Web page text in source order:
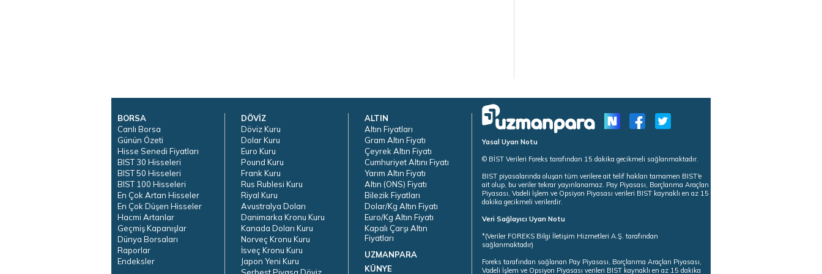
BORSA
Canlı Borsa
Günün Özeti
Hisse Senedi Fiyatları
BIST 30 Hisseleri
BIST 50 Hisseleri
BIST 100 Hisseleri
En Çok Artan Hisseler
En Çok Düşen Hisseler
Hacmi Artanlar
Geçmiş Kapanışlar
Dünya Borsaları
Raporlar
Endeksler
DÖVİZ
Döviz Kuru
Dolar Kuru
Euro Kuru
Pound Kuru
Frank Kuru
Rus Rublesi Kuru
Riyal Kuru
Avustralya Doları
Danimarka Kronu Kuru
Kanada Doları Kuru
Norveç Kronu Kuru
İsveç Kronu Kuru
Japon Yeni Kuru
Serbest Piyasa Döviz
ALTIN
Altın Fiyatları
Gram Altın Fiyatı
Çeyrek Altın Fiyatı
Cumhuriyet Altını Fiyatı
Yarım Altın Fiyatı
Altın (ONS) Fiyatı
Bilezik Fiyatları
Dolar/Kg Altın Fiyatı
Euro/Kg Altın Fiyatı
Kapalı Çarşı Altın
Fiyatları
UZMANPARA
KÜNYE
Yasal Uyarı Notu
© BİST Verileri Foreks tarafından 15 dakika gecikmeli sağlanmaktadır.
BIST piyasalarında oluşan tüm verilere ait telif hakları tamamen BIST'e
ait olup, bu veriler tekrar yayınlanamaz. Pay Piyasası, Borçlanma Araçları
Piyasası, Vadeli İşlem ve Opsiyon Piyasası verileri BIST kaynaklı en az 15
dakika gecikmeli verilerdir.
Veri Sağlayıcı Uyarı Notu
*(Veriler FOREKS Bilgi İletişim Hizmetleri A.Ş. tarafından
sağlanmaktadır)
Foreks tarafından sağlanan Pay Piyasası, Borçlanma Araçları Piyasası,
Vadeli İşlem ve Opsiyon Piyasası verileri BIST kaynaklı en az 15 dakika